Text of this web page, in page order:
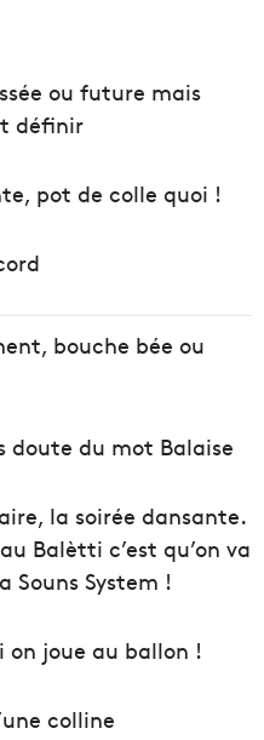
ou future mais
définir
pot de colle quoi !
bouche bée ou
doute du mot Balaise
la soirée dansante.
Balètti c’est qu’on va
Souns System !
joue au ballon !
colline